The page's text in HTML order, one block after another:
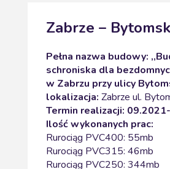
Zabrze –
Pełna nazwa budowy:
schroniska dla
w Zabrzu przy ulicy
lokalizacja: Zabrze ul.
Termin realizacji:
Ilość wykonanych prac:
Rurociąg PVC400: 55mb
Rurociąg PVC315: 46mb
Rurociąg PVC250: 344mb